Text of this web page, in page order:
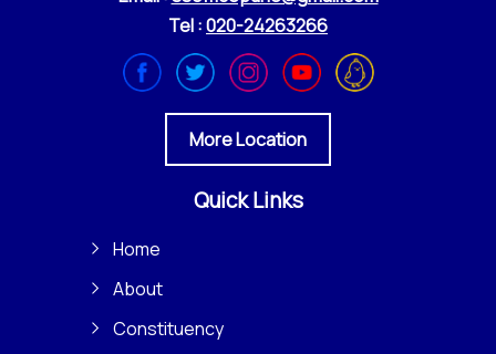
Tel :020-24263266
More Location
Quick Links
Home
About
Constituency